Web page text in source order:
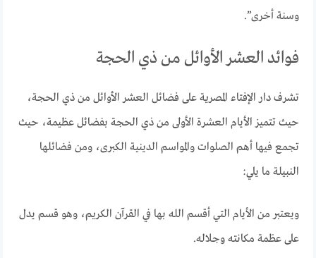
وسنة أخرى”.
فوائد العشر الأوائل من ذي الحجة
تشرف دار الإفتاء المصرية على فضائل العشر الأوائل من ذي الحجة،
حيث تتميز الأيام العشرة الأولى من ذي الحجة بفضائل عظيمة، حيث
تجمع فيها أهم الصلوات والمواسم الدينية الكبرى، ومن فضائلها
النبيلة ما يلي:
ويعتبر من الأيام التي أقسم الله بها في القرآن الكريم، وهو قسم يدل
على عظمة مكانته وجلاله.